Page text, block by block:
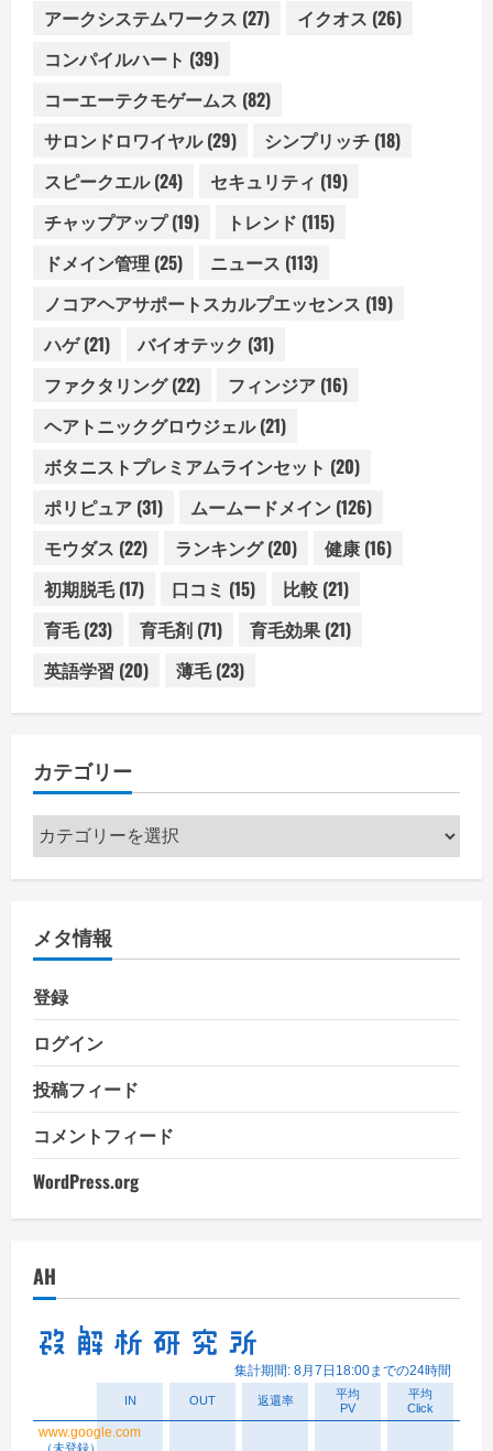
アークシステムワークス (27) イクオス (26)
コンパイルハート (39)
コーエーテクモゲームス (82)
サロンドロワイヤル(29) シンプリッチ (18)
スピークエル(24) セキュリティ (19)
チャップアップ(19) トレンド (115)
ドメイン管理 (25) ニュース (113)
ノコアヘアサポートスカルプエッセンス (19)
ハゲ(21) バイオテック (31)
ファクタリング(22) フィンジア (16)
ヘアトニックグロウジェル(21)
ボタニストプレミアムラインセット (20)
ポリピュア (31) ムームードメイン (126)
モウダス (22) ランキング(20) 健康 (16)
初期脱毛(17) 口コミ (15) 比較 (21)
育毛(23) 育毛剤 (71) 育毛効果 (21)
英語学習 (20) 薄毛(23)
カテゴリー
カ
テ
ー
メタ情報
登録
ログイン
投稿フィード
コメントフィード
WordPress.org
AH